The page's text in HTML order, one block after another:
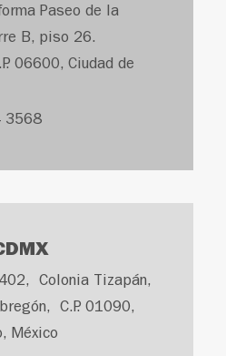
Paseo de la
B, piso 26.
06600, Ciudad de
3568
Colonia Tizapán,
C.P. 01090,
México